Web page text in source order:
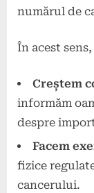
numărul de
În acest
Creștem
informăm
despre
Facem
fizice
cancerului.